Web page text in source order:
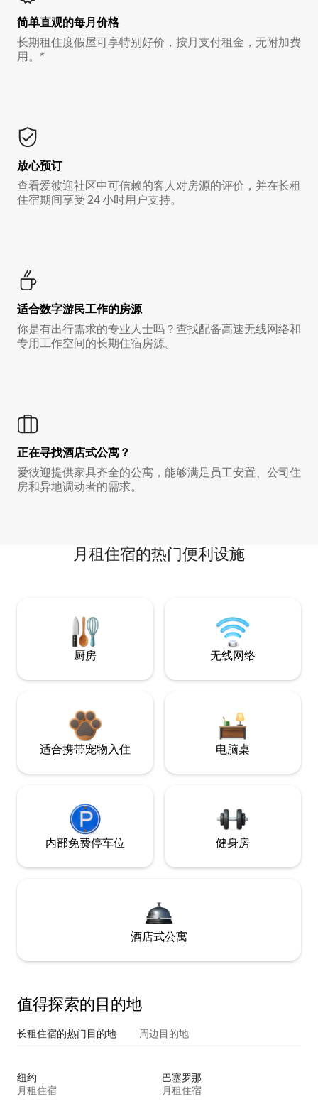
简单直观的每月价格
长期租住度假屋可享特别好价，按月支付租金，无附加费
用。*
放心预订
查看爱彼迎社区中可信赖的客人对房源的评价，并在长租
住宿期间享受 24 小时用户支持。
适合数字游民工作的房源
你是有出行需求的专业人士吗？查找配备高速无线网络和
专用工作空间的长期住宿房源。
正在寻找酒店式公寓？
爱彼迎提供家具齐全的公寓，能够满足员工安置、公司住
房和异地调动者的需求。
月租住宿的热门便利设施
厨房 无线网络
适合携带宠物入住 电脑桌
内部免费停车位 健身房
酒店式公寓
值得探索的目的地
长租住宿的热门目的地 周边目的地
纽约
月租住宿
巴塞罗那
月租住宿